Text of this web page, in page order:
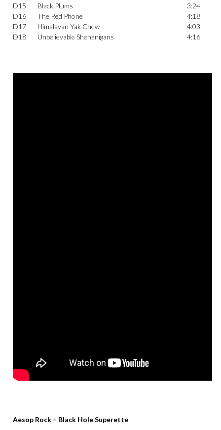
D15
Black Plums
3:24
D16
The Red Phone
4:18
D17
Himalayan Yak Chew
4:03
D18
Unbelievable Shenanigans 4:16
Aesop Rock – Black Hole Superette